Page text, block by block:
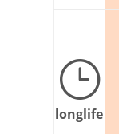
}
longlife